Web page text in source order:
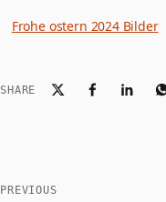
Frohe ostern 2024 Bilder
SHARE
PREVIOUS